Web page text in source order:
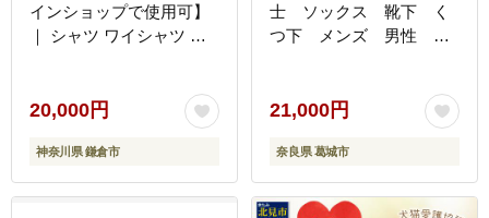
インショップで使用可】
｜ シャツ ワイシャツ メ
紳士服 レディースシャツ
カジュアルシャツ ビジネ
スシャツ 贈答用 送料無料
神奈川 鎌倉
20,000円
神奈川県 鎌倉市
士 ソックス 靴下 く
つ下 メンズ 男性 ビ
【mika017】
21,000円
奈良県 葛城市